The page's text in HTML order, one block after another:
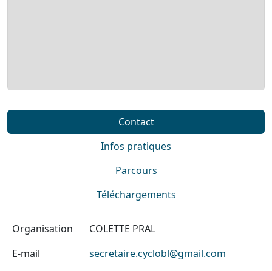
Contact
Infos pratiques
Parcours
Téléchargements
Organisation
COLETTE PRAL
E-mail
secretaire.cyclobl@gmail.com